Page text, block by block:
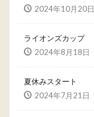
2024年10月20日
ライオンズカップ
2024年8月18日
夏休みスタート
2024年7月21日